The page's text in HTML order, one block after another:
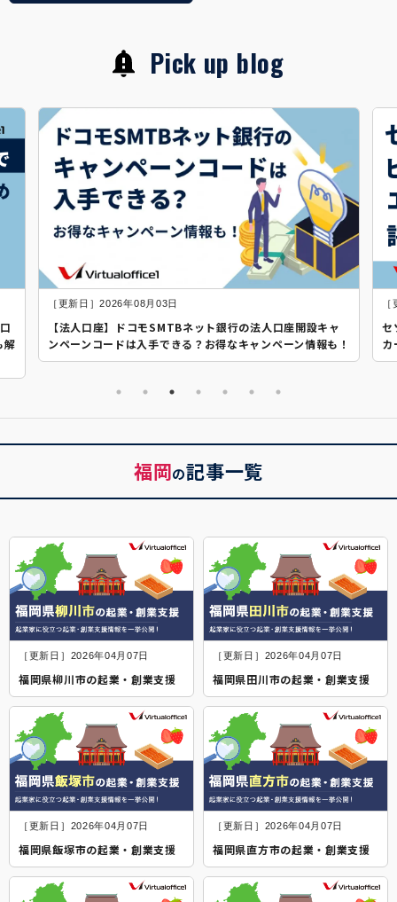
Pick up blog
解
［更新日］2026年08月03日
【法人口座】ドコモSMTBネット銀行の法人口座開設キャ
ンペーンコードは入手できる？お得なキャンペーン情報も！
セ
カ
福岡の記事一覧
［更新日］2026年04月07日
福岡県柳川市の起業・創業支援
［更新日］2026年04月07日
福岡県田川市の起業・創業支援
［更新日］2026年04月07日
福岡県飯塚市の起業・創業支援
［更新日］2026年04月07日
福岡県直方市の起業・創業支援